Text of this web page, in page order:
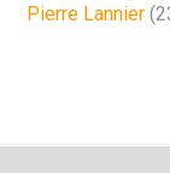
Pierre Lannier